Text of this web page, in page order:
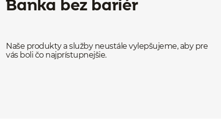
Banka bez bariér
Naše produkty a služby neustále vylepšujeme, aby pre
vás boli čo najprístupnejšie.